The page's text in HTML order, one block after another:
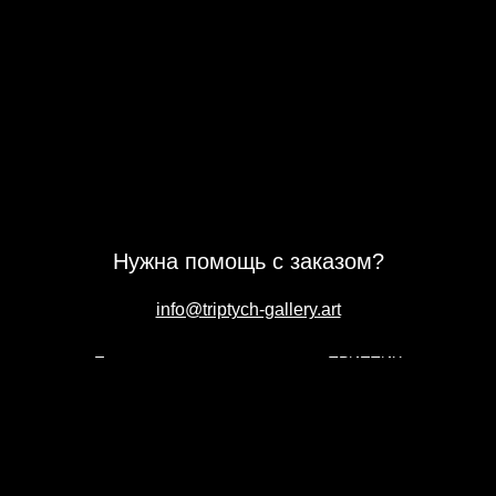
Нужна помощь с заказом?
info@triptych-gallery.art
Подпишись на новости галереи ТРИПТИХ